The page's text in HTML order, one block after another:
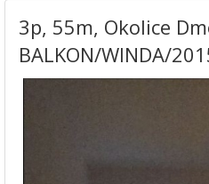
3p, 55m, Okolice
BALKON/WINDA/